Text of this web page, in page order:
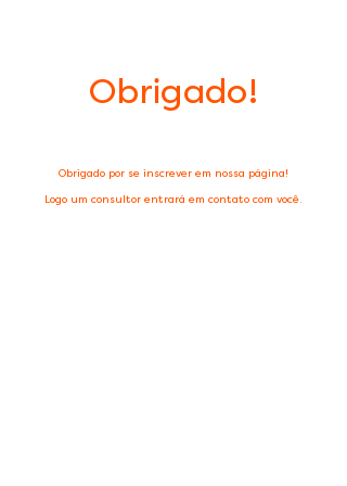
Obrigado!
Obrigado por se inscrever em nossa página!
Logo um consultor entrará em contato com você.